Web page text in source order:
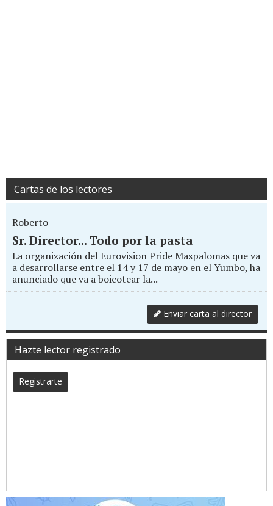
Cartas de los lectores
Roberto
Sr. Director... Todo por la pasta
La organización del Eurovision Pride Maspalomas que va
a desarrollarse entre el 14 y 17 de mayo en el Yumbo, ha
anunciado que va a boicotear la...
Enviar carta al director
Hazte lector registrado
Registrarte